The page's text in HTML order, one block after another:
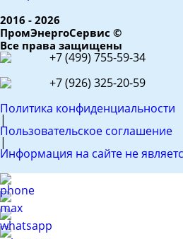
2016 - 2026
ПромЭнергоСервис ©
Все права защищены
+7 (499) 755-59-34
+7 (926) 325-20-59
Политика конфиденциальности
|
Пользовательское соглашение
|
Информация на сайте не